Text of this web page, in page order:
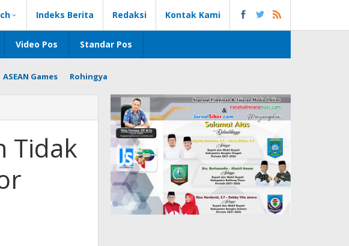
Indeks Berita Redaksi Kontak Kami
Video Pos Standar Pos
ASEAN Games Rohingya
Tidak